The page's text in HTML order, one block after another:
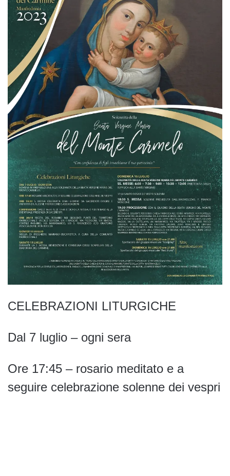
CELEBRAZIONI LITURGICHE
Dal 7 luglio – ogni sera
Ore 17:45 – rosario meditato e a
seguire celebrazione solenne dei vespri